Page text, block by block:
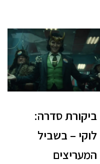
ביקורת סדרה:
לוקי – בשביל
המעריצים